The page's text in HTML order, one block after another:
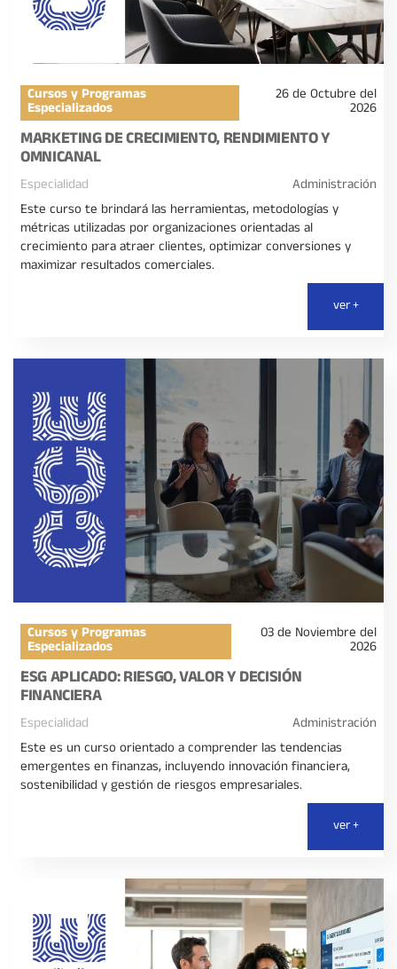
Cursos y Programas
Especializados
26 de Octubre del
2026
MARKETING DE CRECIMIENTO, RENDIMIENTO Y
OMNICANAL
Especialidad
Administración
Este curso te brindará las herramientas, metodologías y
métricas utilizadas por organizaciones orientadas al
crecimiento para atraer clientes, optimizar conversiones y
maximizar resultados comerciales.
ver +
Cursos y Programas
Especializados
03 de Noviembre del
2026
ESG APLICADO: RIESGO, VALOR Y DECISIÓN
FINANCIERA
Especialidad
Administración
Este es un curso orientado a comprender las tendencias
emergentes en finanzas, incluyendo innovación financiera,
sostenibilidad y gestión de riesgos empresariales.
ver +